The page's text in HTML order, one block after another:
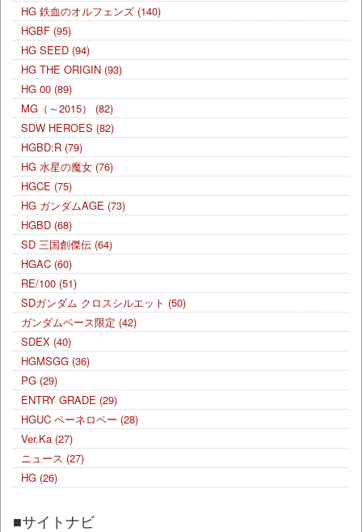
HG 鉄血のオルフェンズ (140)
HGBF (95)
HG SEED (94)
HG THE ORIGIN (93)
HG 00 (89)
MG（～2015）
(82)
SDW HEROES (82)
HGBD:R (79)
HG 水星の魔女 (76)
HGCE (75)
HG ガンダムAGE (73)
HGBD (68)
SD 三国創傑伝 (64)
HGAC (60)
RE/100 (51)
SDガンダム クロスシルエット (50)
ガンダムベース限定 (42)
SDEX (40)
HGMSGG (36)
PG (29)
ENTRY GRADE (29)
HGUC ペーネロペー (28)
Ver.Ka (27)
ニュース (27)
HG (26)
■サイトナビ